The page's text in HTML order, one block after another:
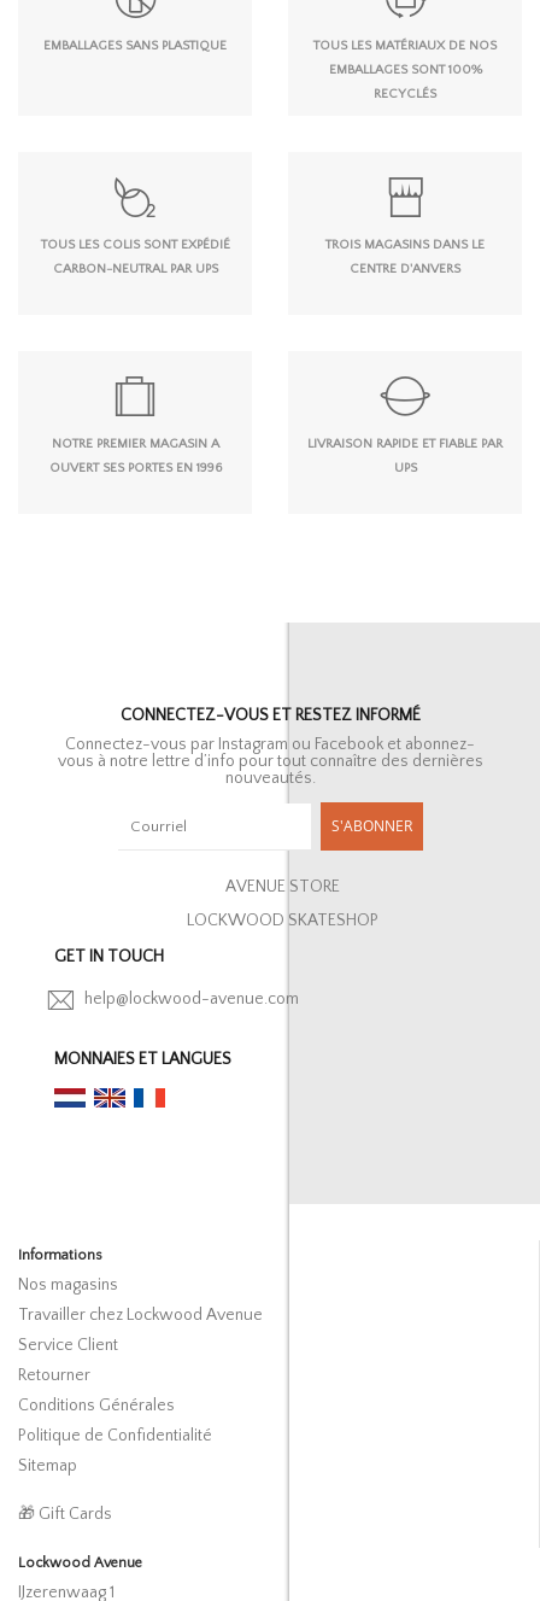
EMBALLAGES SANS PLASTIQUE
TOUS LES MATÉRIAUX DE NOS
EMBALLAGES SONT 100%
RECYCLÉS
TOUS LES COLIS SONT EXPÉDIÉ
CARBON-NEUTRAL PAR UPS
TROIS MAGASINS DANS LE
CENTRE D'ANVERS
NOTRE PREMIER MAGASIN A
OUVERT SES PORTES EN 1996
LIVRAISON RAPIDE ET FIABLE PAR
UPS
CONNECTEZ-VOUS ET RESTEZ INFORMÉ
Connectez-vous par Instagram ou Facebook et abonnez-
vous à notre lettre d’info pour tout connaître des dernières
nouveautés.
S'ABONNER
AVENUE STORE
LOCKWOOD SKATESHOP
GET IN TOUCH
help@lockwood-avenue.com
MONNAIES ET LANGUES
Informations
Nos magasins
Travailler chez Lockwood Avenue
Service Client
Retourner
Conditions Générales
Politique de Confidentialité
Sitemap
🎁 Gift Cards
Lockwood Avenue
IJzerenwaag 1